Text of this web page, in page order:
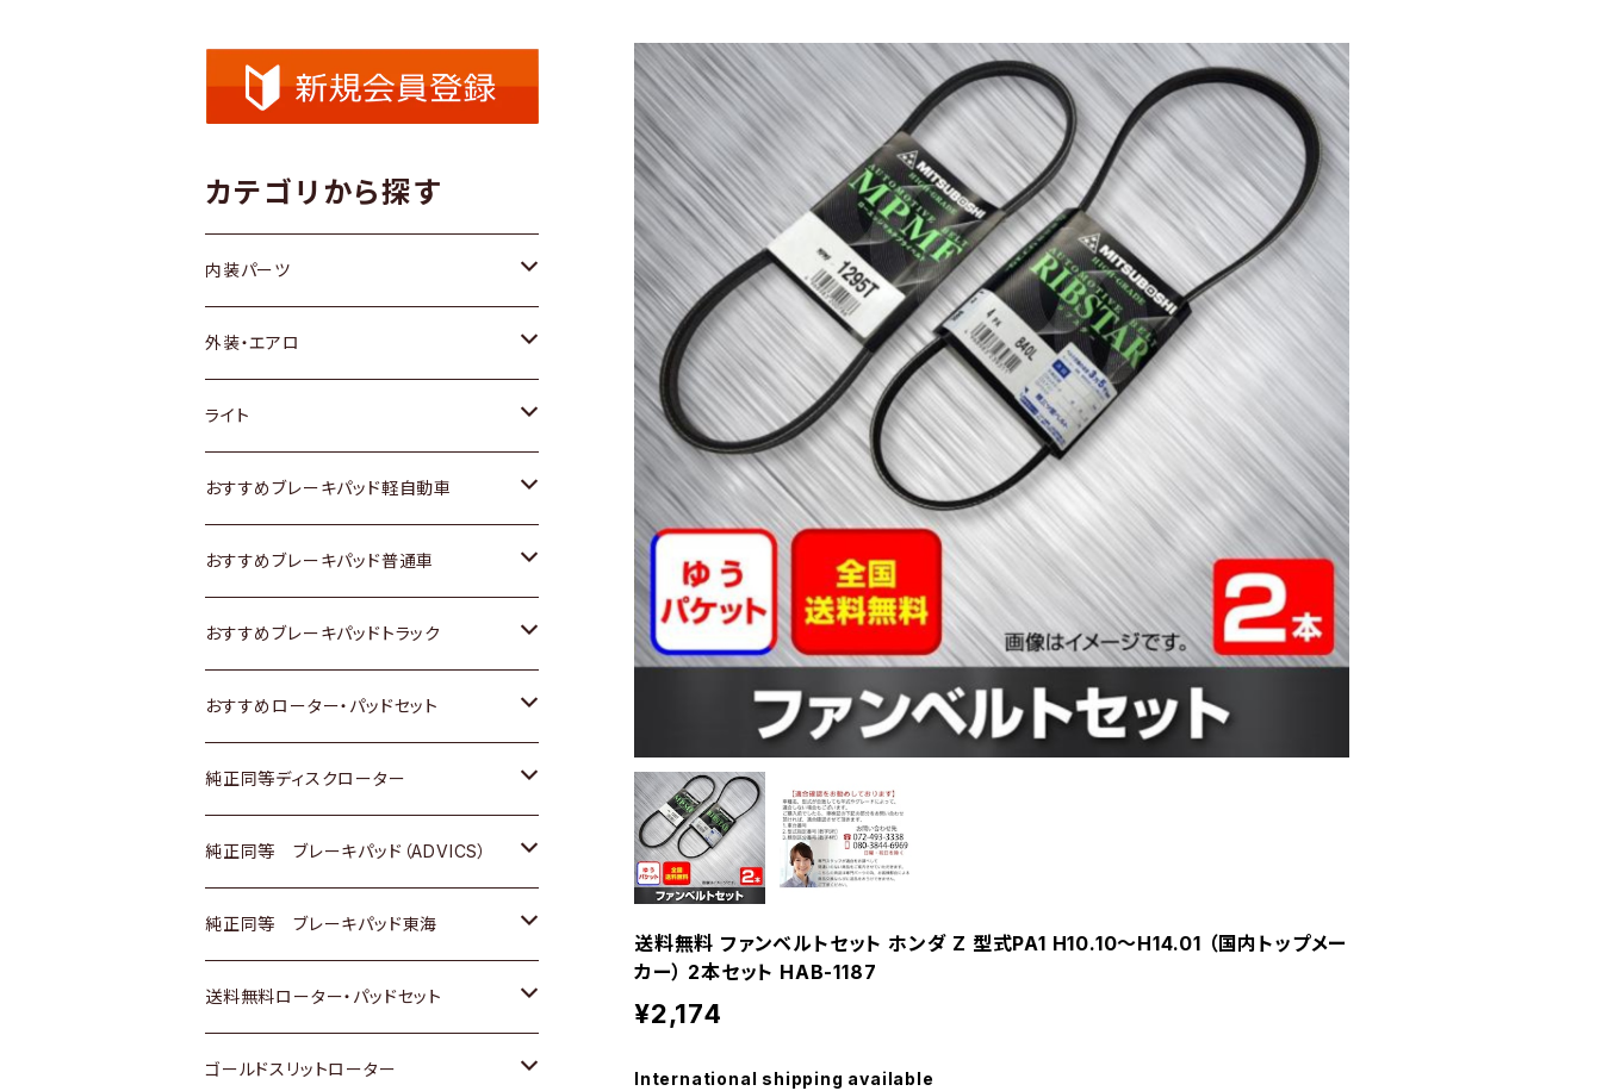
送料無料 ファンベルトセット ホンダ Z 型式PA1 H10.10～H14.01 （国内トップメー
カー） 2本セット HAB-1187
¥2,174
International shipping available
カテゴリから探す
内装パーツ
トヨタ
ホンダ
スズキ
日産
いすゞ
ダイハツ
マツダ
三菱
スバル
日野
三菱ふそう
外装・エアロ
トヨタ
ホンダ
スズキ
日産
いすゞ
ダイハツ
マツダ
三菱
日野
三菱ふそう
ライト
トヨタ
スズキ
日産
いすゞ
ダイハツ
三菱
日野
三菱ふそう
その他
おすすめブレーキパッド軽自動車
トヨタ
ホンダ
スズキ
日産
ダイハツ
マツダ
三菱
スバル
おすすめブレーキパッド普通車
トヨタ
ホンダ
スズキ
日産
いすゞ
ダイハツ
マツダ
おすすめブレーキパッドトラック
トヨタ
日産
いすゞ
ダイハツ
マツダ
三菱
おすすめローター・パッドセット
トヨタ
ホンダ
スズキ
日産
ダイハツ
純正同等ディスクローター
トヨタ
ホンダ
スズキ
日産
純正同等 ブレーキパッド（ADVICS）
トヨタ
ホンダ
スズキ
純正同等 ブレーキパッド東海
トヨタ
ホンダ
送料無料ローター・パッドセット
トヨタ
ゴールドスリットローター